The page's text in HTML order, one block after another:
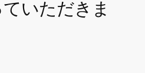
いただきま